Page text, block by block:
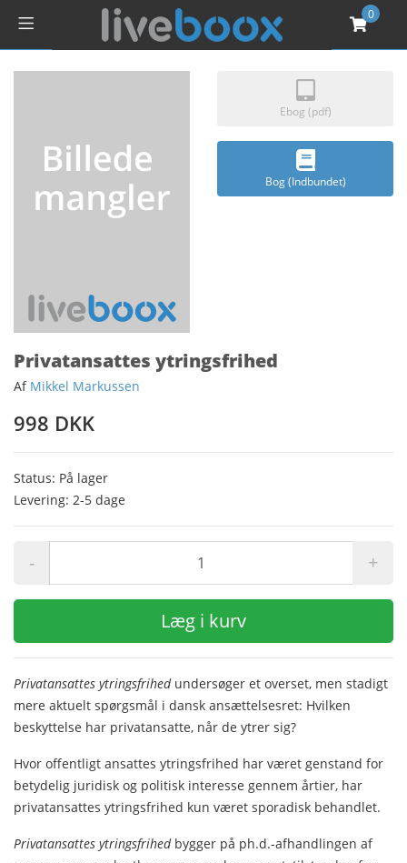
0
Ebog (pdf)
Bog (Indbundet)
Privatansattes ytringsfrihed
Af Mikkel Markussen
998 DKK
Status: På lager
Levering: 2-5 dage
- +
Læg i kurv
Privatansattes ytringsfrihedundersøger et overset, men stadigt
mere aktuelt spørgsmål i dansk ansættelsesret: Hvilken
beskyttelse har privatansatte, når de ytrer sig?
Hvor offentligt ansattes ytringsfrihed har været genstand for
betydelig juridisk og politisk interesse gennem årtier, har
privatansattes ytringsfrihed kun været sporadisk behandlet.
Privatansattes ytringsfrihedbygger på ph.d.-afhandlingen af